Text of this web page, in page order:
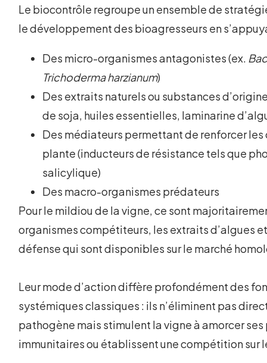
Le biocontrôle regroupe un ensemble de
le développement des bioagresseurs en
Des micro-organismes antagonistes (ex.
Trichoderma harzianum)
Des extraits naturels ou substances
de soja, huiles essentielles, laminarine
Des médiateurs permettant de renforcer les
plante (inducteurs de résistance tels que
salicylique)
Des macro-organismes prédateurs
Pour le mildiou de la vigne, ce sont
organismes compétiteurs, les extraits d’algues
défense qui sont disponibles sur le marché
Leur mode d’action diffère profondément des
systémiques classiques : ils n’éliminent pas
pathogène mais stimulent la vigne à amorcer
immunitaires ou établissent une compétition sur